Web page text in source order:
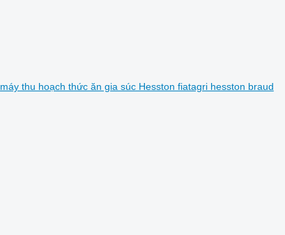
máy thu hoạch thức ăn gia súc Hesston fiatagri hesston braud